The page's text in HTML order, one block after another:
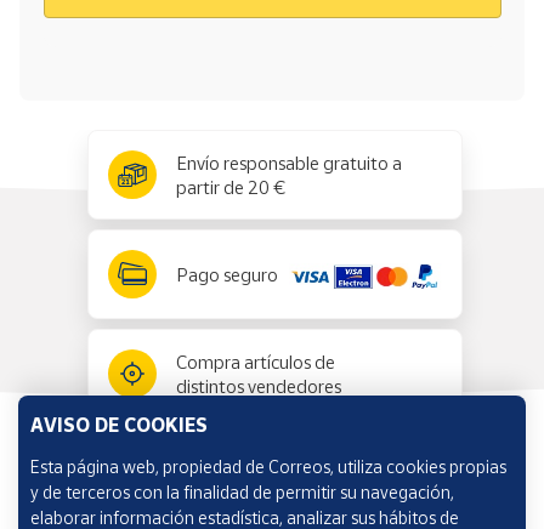
Envío responsable gratuito a
partir de 20 €
Pago seguro
Compra artículos de
distintos vendedores
Información y ayuda
AVISO DE COOKIES
Esta página web, propiedad de Correos, utiliza cookies propias
y de terceros con la finalidad de permitir su navegación,
elaborar información estadística, analizar sus hábitos de